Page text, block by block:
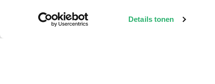
Details tonen